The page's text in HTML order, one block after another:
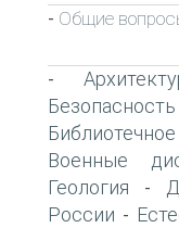
- Общие
-
Военные
Геология -
России -